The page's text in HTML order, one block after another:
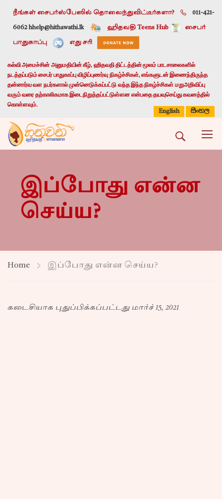
நீங்கள் சைபர்ஸ்பேஸில் தொலைந்துவிட்டீர்களா? 011-421-
6062 hhelp@hithawathi.lk ஹிதவதி Teens Hub சைபர்
பாதுகாப்பு எது சரி
கல்வி அமைச்சின் அனுமதியின் கீழ், ஹிதவதி திட்டத்தின் மூலம் பாடசாலைகளில்
நடத்தப்படும் சைபர் பாதுகாப்பு விழிப்புணர்வு நிகழ்ச்சிகள், எங்களுடன் இணைந்திருந்த
தன்னார்வ வள நபர்களால் முன்னெடுக்கப்பட்டு வந்த இந்த நிகழ்ச்சிகள் மறுஅறிவிப்பு
வரும் வரை தற்காலிகமாக இடைநிறுத்தப்பட்டுள்ளன என்பதை தயவுசெய்து கவனத்தில்
கொள்ளவும்.
English
සිංහල
இப்போது என்ன
செய்ய?
Home இப்போது என்ன செய்ய?
கடைசியாக புதுப்பிக்கப்பட்டது மார்ச் 15, 2021